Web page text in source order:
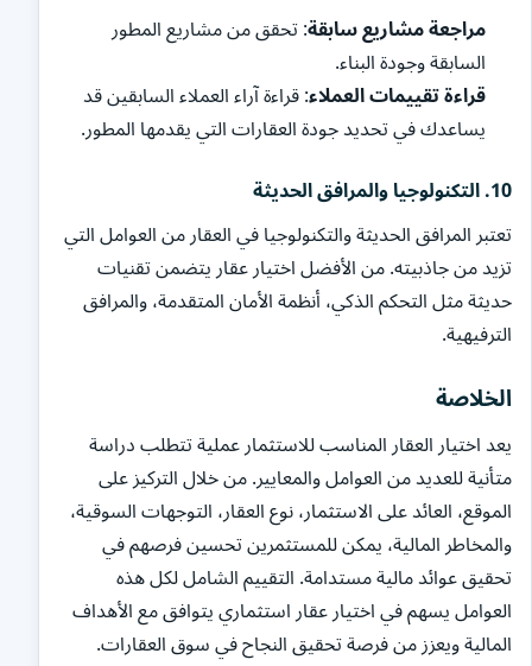
مراجعة مشاريع سابقة: تحقق من مشاريع المطور
السابقة وجودة البناء.
قراءة تقييمات العملاء: قراءة آراء العملاء السابقين قد
يساعدك في تحديد جودة العقارات التي يقدمها المطور.
10. التكنولوجيا والمرافق الحديثة
تعتبر المرافق الحديثة والتكنولوجيا في العقار من العوامل التي
تزيد من جاذبيته. من الأفضل اختيار عقار يتضمن تقنيات
حديثة مثل التحكم الذكي، أنظمة الأمان المتقدمة، والمرافق
الترفيهية.
الخلاصة
يعد اختيار العقار المناسب للاستثمار عملية تتطلب دراسة
متأنية للعديد من العوامل والمعايير. من خلال التركيز على
الموقع، العائد على الاستثمار، نوع العقار، التوجهات السوقية،
والمخاطر المالية، يمكن للمستثمرين تحسين فرصهم في
تحقيق عوائد مالية مستدامة. التقييم الشامل لكل هذه
العوامل يسهم في اختيار عقار استثماري يتوافق مع الأهداف
المالية ويعزز من فرصة تحقيق النجاح في سوق العقارات.